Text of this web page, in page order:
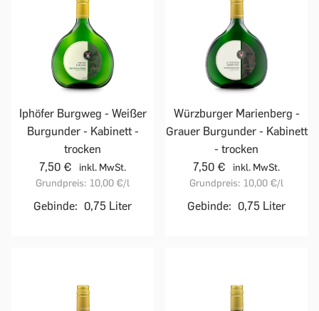
Iphöfer Burgweg - Weißer
Burgunder - Kabinett -
trocken
7,50 €
inkl. MwSt.
Grundpreis: 10,00 €/l
Gebinde: 0,75 Liter
Würzburger Marienberg -
Grauer Burgunder - Kabinett
- trocken
7,50 €
inkl. MwSt.
Grundpreis: 10,00 €/l
Gebinde: 0,75 Liter